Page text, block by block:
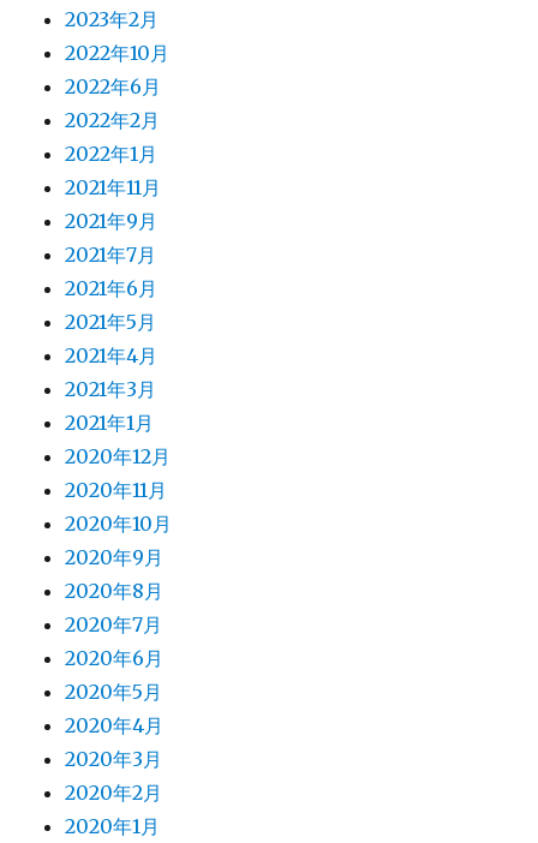
2023年2月
2022年10月
2022年6月
2022年2月
2022年1月
2021年11月
2021年9月
2021年7月
2021年6月
2021年5月
2021年4月
2021年3月
2021年1月
2020年12月
2020年11月
2020年10月
2020年9月
2020年8月
2020年7月
2020年6月
2020年5月
2020年4月
2020年3月
2020年2月
2020年1月